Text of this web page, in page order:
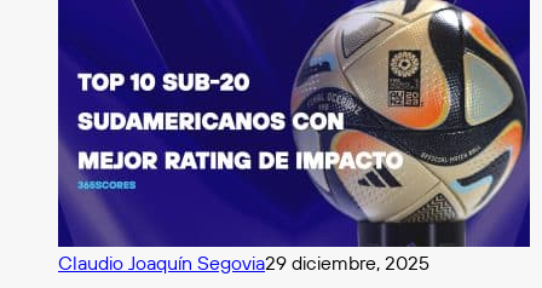
Claudio Joaquín Segovia29 diciembre, 2025